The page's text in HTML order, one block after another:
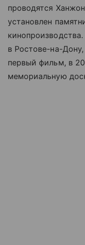
проводятся
установлен
в Ростове-на-
первый фильм, в
мемориальную